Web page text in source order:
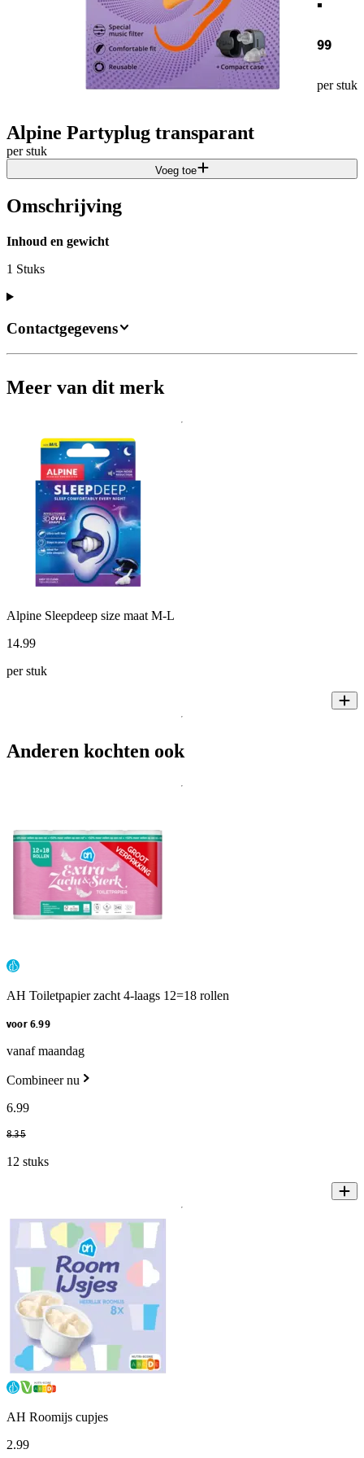
99
per stuk
Alpine Partyplug transparant
per stuk
Voeg toe
Omschrijving
Inhoud en gewicht
1 Stuks
Contactgegevens
Meer van dit merk
Alpine Sleepdeep size maat M-L
14.99
per stuk
Anderen kochten ook
AH Toiletpapier zacht 4-laags 12=18 rollen
voor 6.99
vanaf maandag
Combineer nu
6.99
8.35
12 stuks
AH Roomijs cupjes
2.99